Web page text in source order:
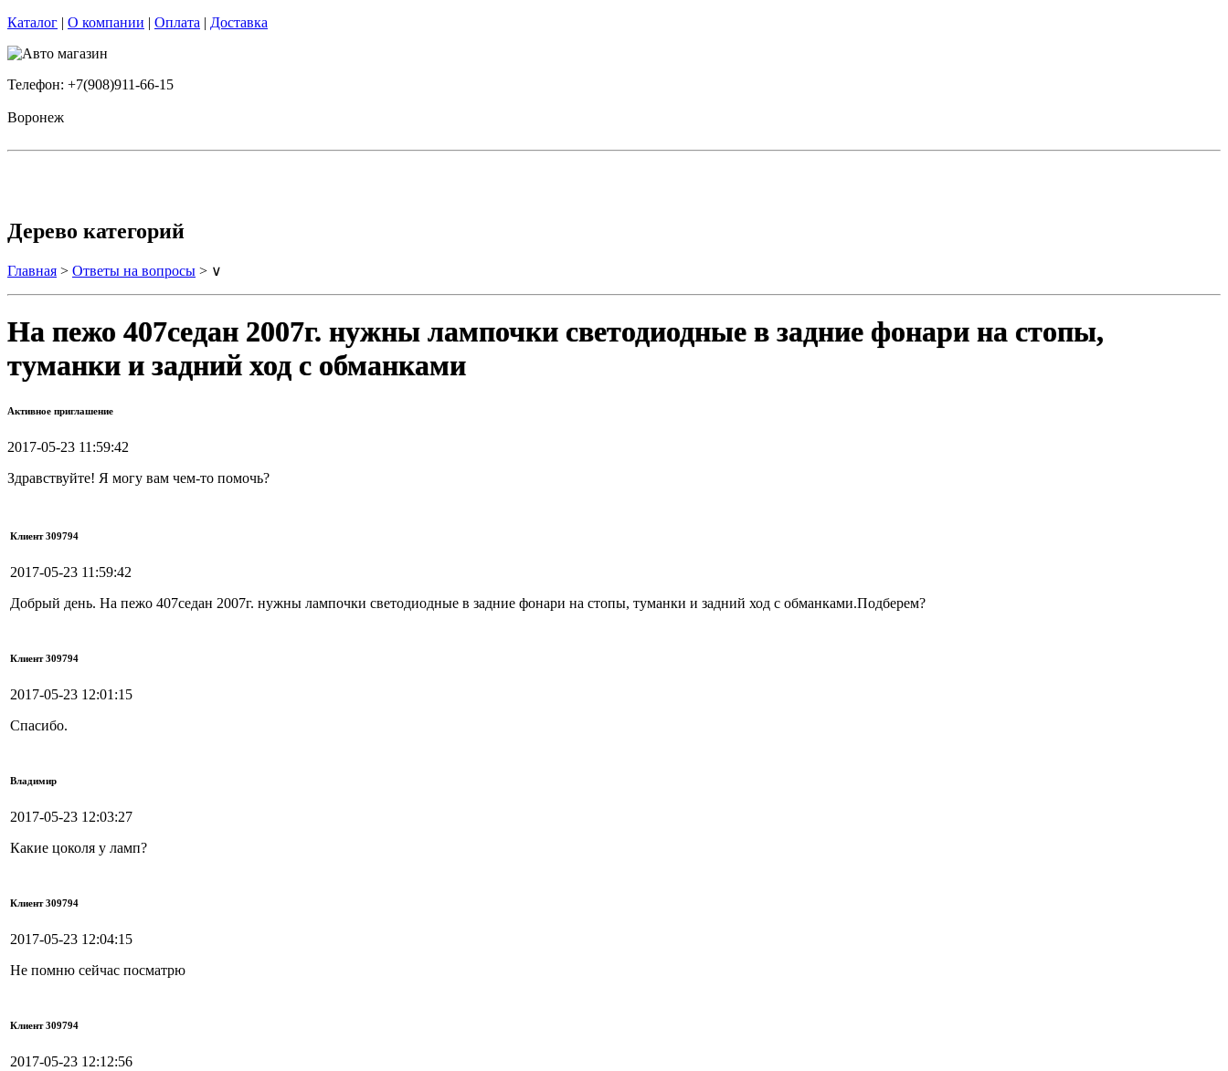
Каталог | О компании | Оплата | Доставка
Телефон: +7(908)911-66-15
Воронеж
Дерево категорий
Главная > Ответы на вопросы > ∨
На пежо 407седан 2007г. нужны лампочки светодиодные в задние фонари на стопы,
туманки и задний ход с обманками
Активное приглашение
2017-05-23 11:59:42
Здравствуйте! Я могу вам чем-то помочь?
Клиент 309794
2017-05-23 11:59:42
Добрый день. На пежо 407седан 2007г. нужны лампочки светодиодные в задние фонари на стопы, туманки и задний ход с обманками.Подберем?
Клиент 309794
2017-05-23 12:01:15
Спасибо.
Владимир
2017-05-23 12:03:27
Какие цоколя у ламп?
Клиент 309794
2017-05-23 12:04:15
Не помню сейчас посматрю
Клиент 309794
2017-05-23 12:12:56